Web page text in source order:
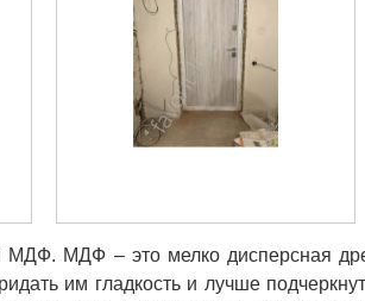
МДФ – это мелко дисперсная
им гладкость и лучше